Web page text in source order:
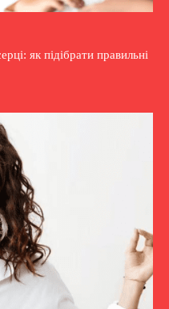
як підібрати правильні